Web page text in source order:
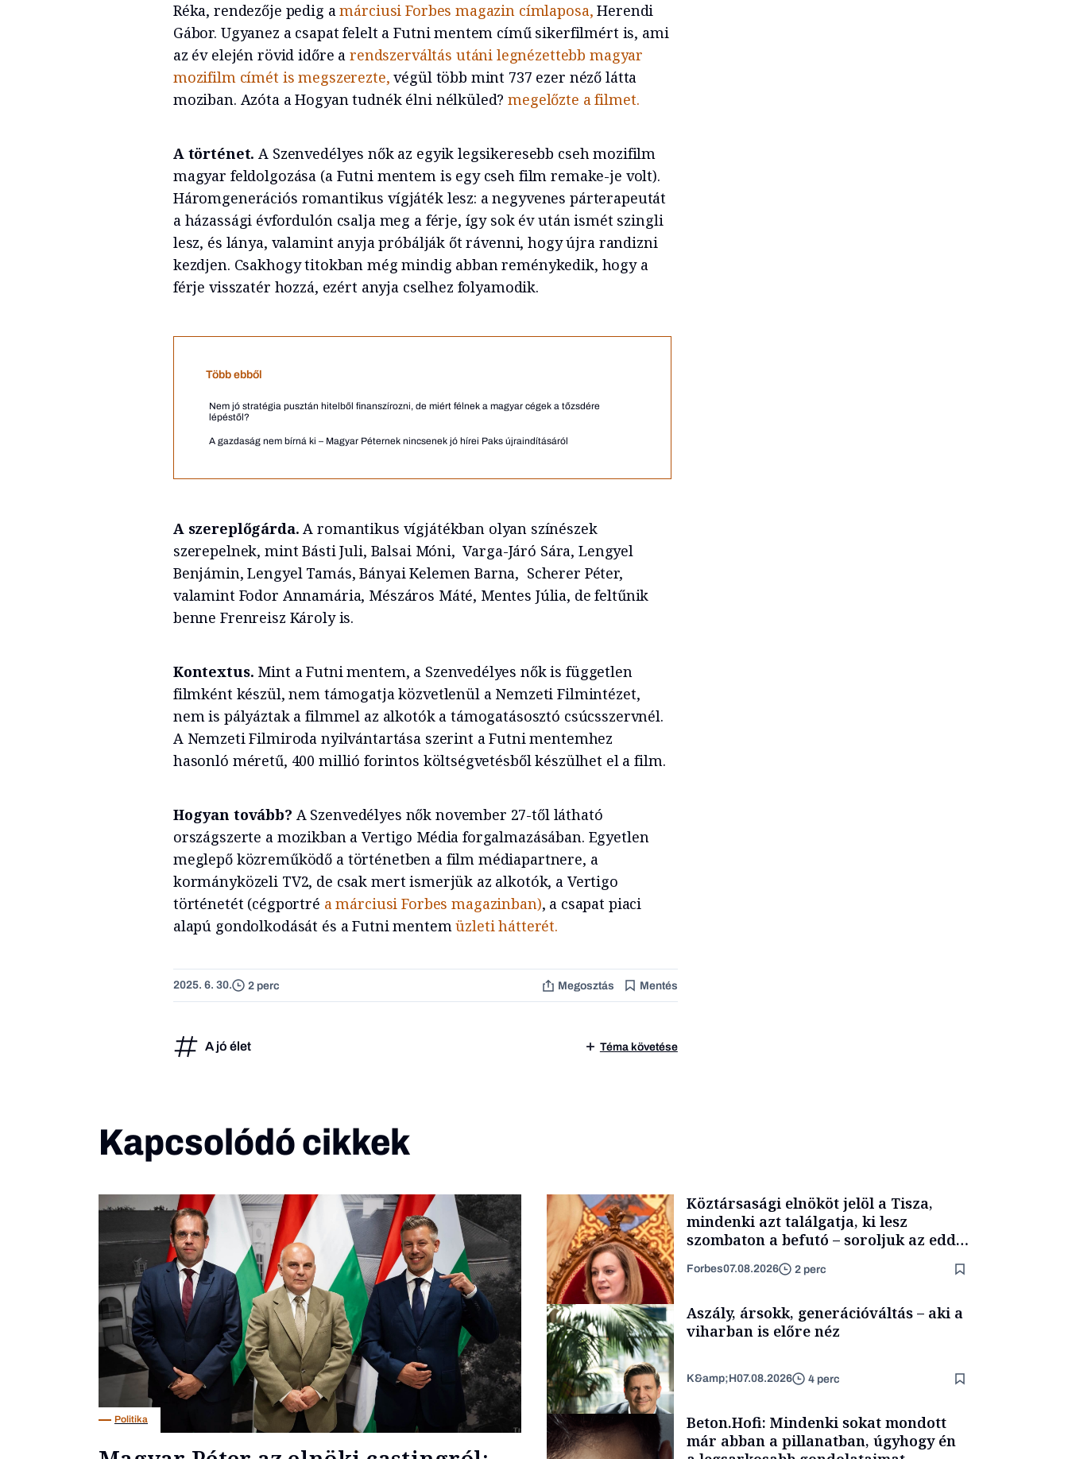
Réka, rendezője pedig amárciusi Forbes magazin címlaposa, Herendi
Gábor. Ugyanez a csapat felelt a Futni mentem című sikerfilmért is, ami
az év elején rövid időre a rendszerváltás utáni legnézettebb magyar
mozifilm címét is megszerezte, végül több mint 737 ezer néző látta
moziban. Azóta a Hogyan tudnék élni nélküled?megelőzte a filmet.
A történet. A Szenvedélyes nők az egyik legsikeresebb cseh mozifilm
magyar feldolgozása (a Futni mentem is egy cseh film remake-je volt).
Háromgenerációs romantikus vígjáték lesz: a negyvenes párterapeutát
a házassági évfordulón csalja meg a férje, így sok év után ismét szingli
lesz, és lánya, valamint anyja próbálják őt rávenni, hogy újra randizni
kezdjen. Csakhogy titokban még mindig abban reménykedik, hogy a
férje visszatér hozzá, ezért anyja cselhez folyamodik.
Több ebből
Nem jó stratégia pusztán hitelből finanszírozni, de miért félnek a magyar cégek a tőzsdére
lépéstől?
A gazdaság nem bírná ki – Magyar Péternek nincsenek jó hírei Paks újraindításáról
A szereplőgárda.A romantikus vígjátékban olyan színészek
szerepelnek, mint Básti Juli, Balsai Móni, Varga-Járó Sára, Lengyel
Benjámin, Lengyel Tamás, Bányai Kelemen Barna, Scherer Péter,
valamint Fodor Annamária, Mészáros Máté, Mentes Júlia, de feltűnik
benne Frenreisz Károly is.
Kontextus. Mint a Futni mentem, a Szenvedélyes nők is független
filmként készül, nem támogatja közvetlenül a Nemzeti Filmintézet,
nem is pályáztak a filmmel az alkotók a támogatásosztó csúcsszervnél.
A Nemzeti Filmiroda nyilvántartása szerint a Futni mentemhez
hasonló méretű, 400 millió forintos költségvetésből készülhet el a film.
Hogyan tovább? A Szenvedélyes nők november 27-től látható
országszerte a mozikban a Vertigo Média forgalmazásában. Egyetlen
meglepő közreműködő a történetben a film médiapartnere, a
kormányközeli TV2, de csak mert ismerjük az alkotók, a Vertigo
történetét (cégportré a márciusi Forbes magazinban), a csapat piaci
alapú gondolkodását és a Futni mentemüzleti hátterét.
2025. 6. 30. 2 perc Megosztás Mentés
A jó élet Téma követése
Kapcsolódó cikkek
Politika
Köztársasági elnököt jelöl a Tisza,
mindenki azt találgatja, ki lesz
szombaton a befutó – soroljuk az eddig
felmerült neveket
Forbes07.08.2026 2 perc
Aszály, ársokk, generációváltás – aki a
viharban is előre néz
K&amp;H07.08.2026 4 perc
Beton.Hofi: Mindenki sokat mondott
már abban a pillanatban, úgyhogy én